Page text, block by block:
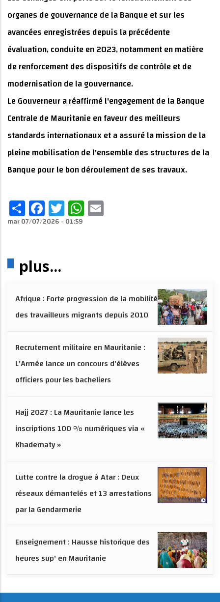
organes de gouvernance de la Banque et sur les
avancées enregistrées depuis la précédente
évaluation, conduite en 2023, notamment en matière
de renforcement des dispositifs de contrôle et de
modernisation de la gouvernance.
Le Gouverneur a réaffirmé l'engagement de la Banque
Centrale de Mauritanie en faveur des meilleurs
standards internationaux et a assuré la mission de la
pleine mobilisation de l'ensemble des structures de la
Banque pour le bon déroulement de ses travaux.
ShareFacebook
TwitterWhatsApp
mar 07/07/2026 - 01:59
plus...
Afrique : Forte progression de la mobilité
des travailleurs migrants depuis 2010
Recrutement militaire en Mauritanie :
L'Armée lance un concours d'élèves
officiers pour les bacheliers
Hajj 2027 : La Mauritanie lance les
inscriptions 100 % numériques via «
Khadematy »
Lutte contre la drogue à Atar : Deux
réseaux démantelés et 13 arrestations
par la Gendarmerie
Enseignement : Hausse historique des
heures sup' en Mauritanie